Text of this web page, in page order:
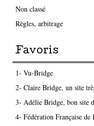
Non classé
Règles, arbitrage
Favoris
1- Vu-Bridge
2- Claire Bridge, un site
3- Adélie Bridge, bon site
4- Fédération Française de